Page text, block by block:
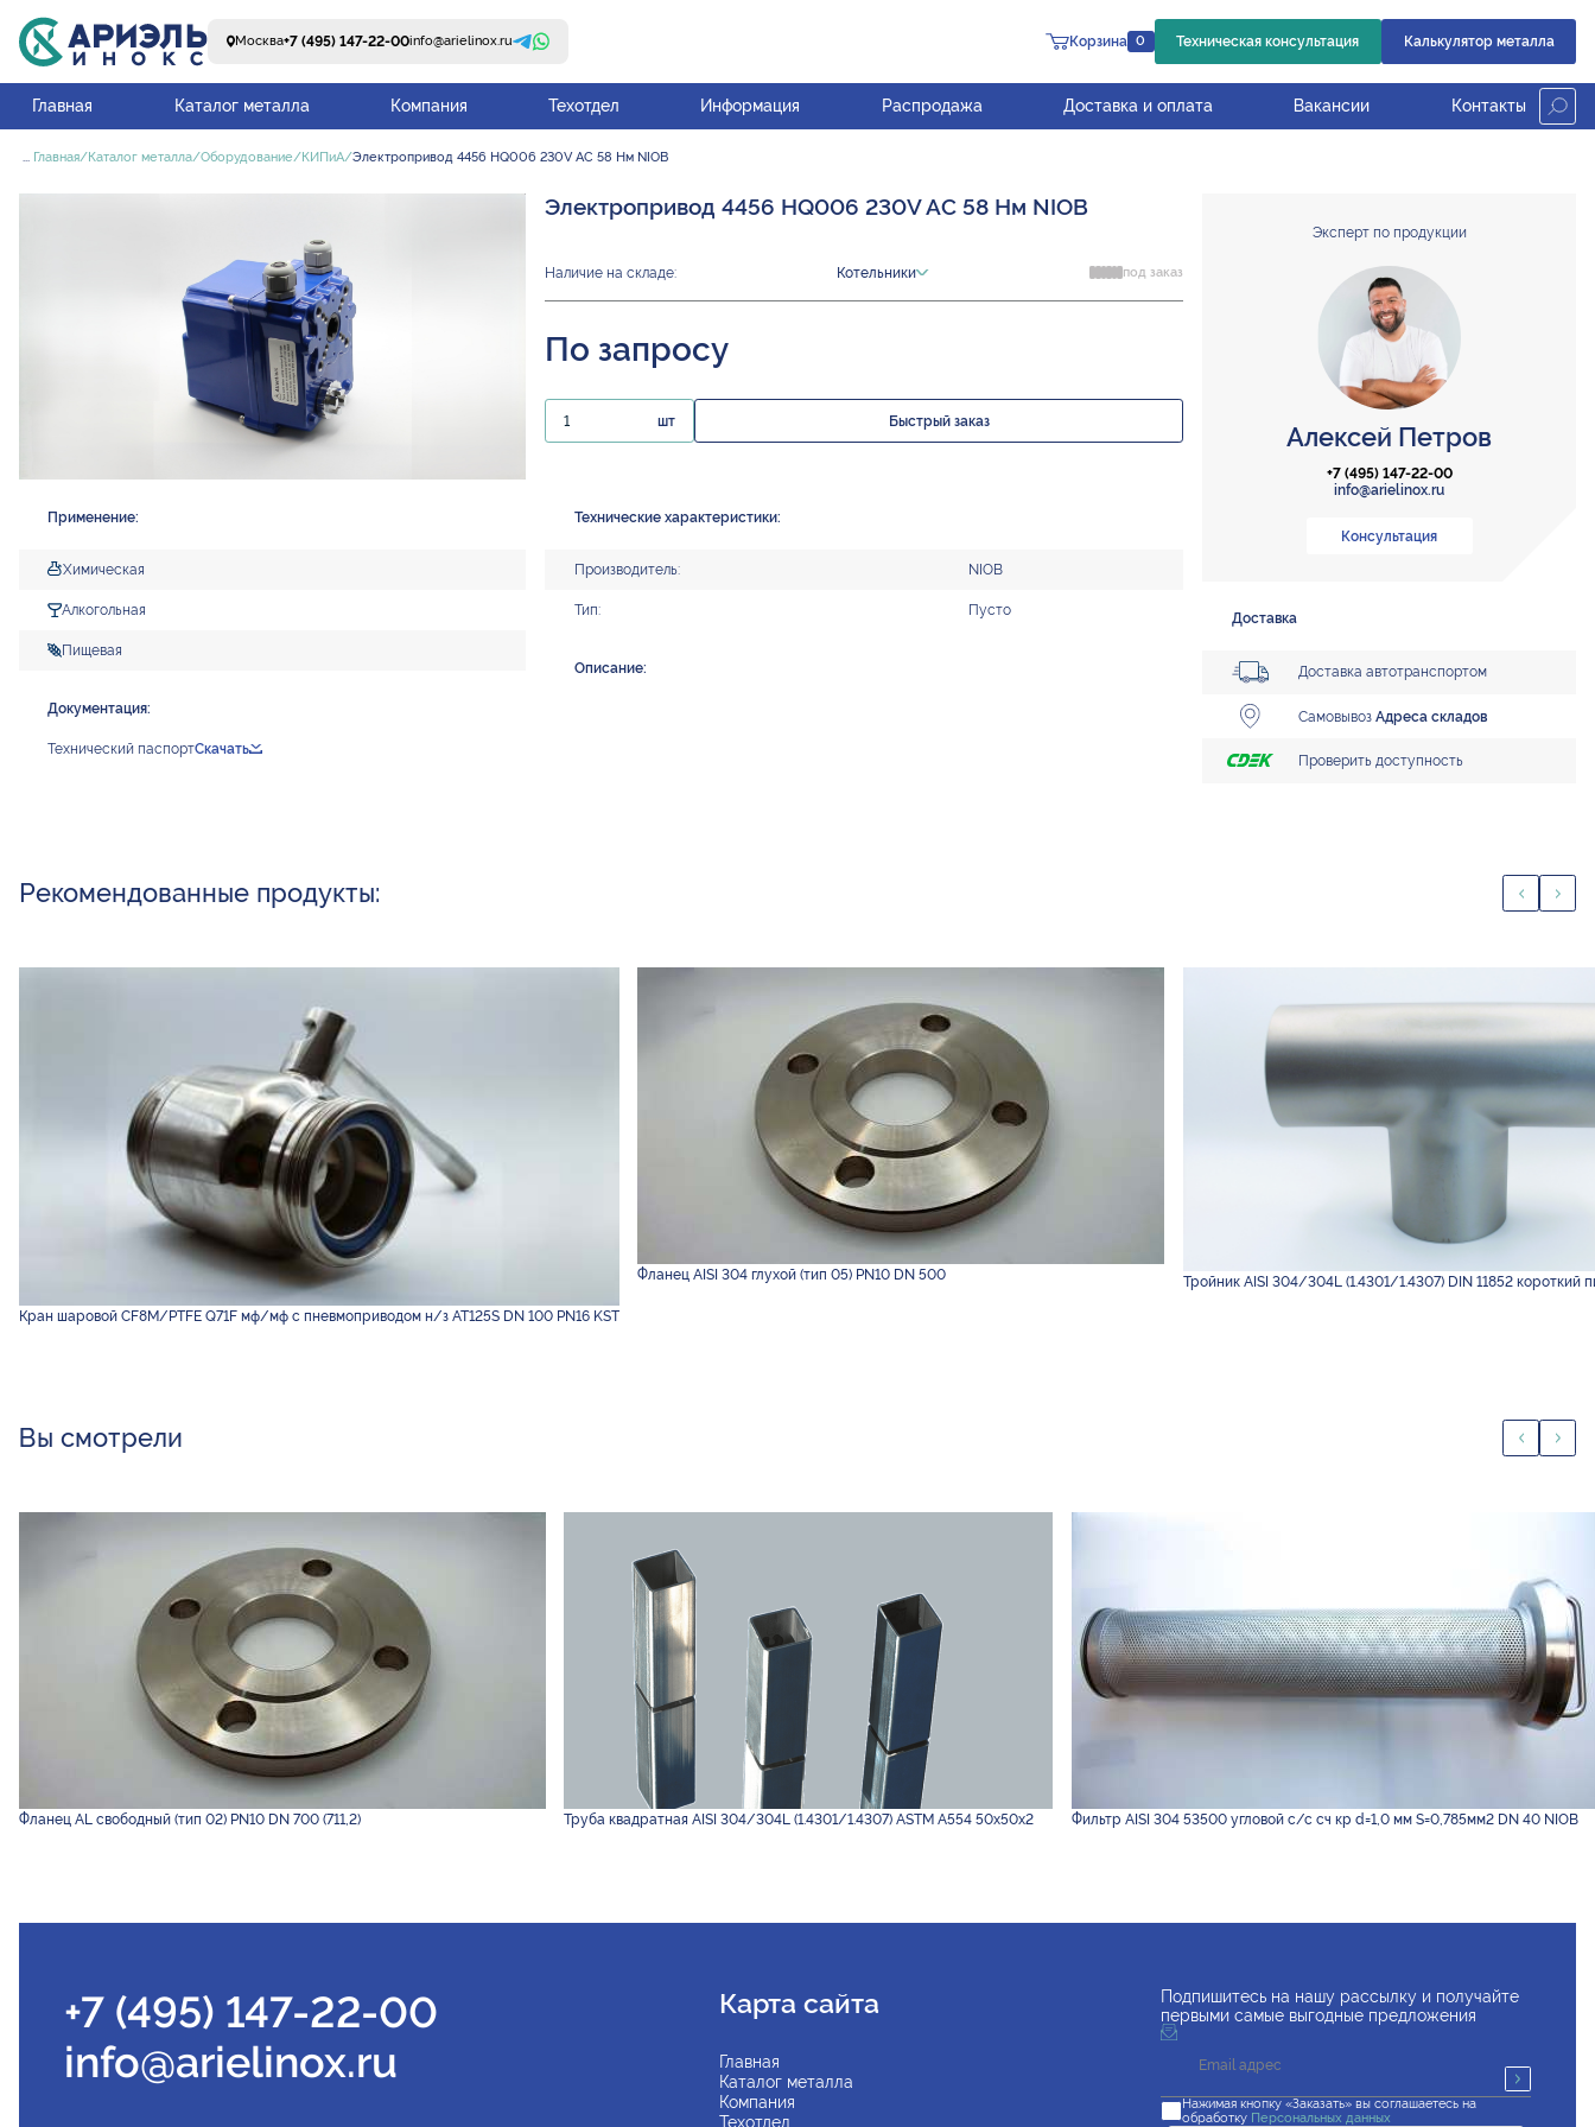
Москва+7 (495) 147-22-00info@arielinox.ru Корзина 0 Техническая консультация Калькулятор металла
Главная Каталог металла Компания Техотдел Информация Распродажа Доставка и оплата Вакансии Контакты
... Главная Каталог металла Оборудование КИПиА Электропривод 4456 HQ006 230V AC 58 Нм NIOB
Электропривод 4456 HQ006 230V AC 58 Нм NIOB
Наличие на складе: Котельники под заказ
По запросу
шт Быстрый заказ
Применение:
Химическая
Алкогольная
Пищевая
Документация:
Технический паспортСкачать
Технические характеристики:
Производитель: NIOB
Тип: Пусто
Описание:
Эксперт по продукции
Алексей Петров
+7 (495) 147-22-00
info@arielinox.ru
Консультация
Доставка
Доставка автотранспортом
СамовывозАдреса складов
Проверить доступность
Рекомендованные продукты:
Кран шаровой CF8M/PTFE Q71F мф/мф с пневмоприводом н/з AT125S DN 100 PN16 KST
Фланец AISI 304 глухой (тип 05) PN10 DN 500 Тройник AISI 304/304L (1.4301/1.4307) DIN 11852 короткий
Вы смотрели
Фланец AL свободный (тип 02) PN10 DN 700 (711,2) Труба квадратная AISI 304/304L (1.4301/1.4307) ASTM A554 50х50х2 Фильтр AISI 304 53500 угловой с/с сч кр d=1,0 мм S=0,785мм2 DN 40 NIOB
Подпишитесь на нашу рассылку и получайте
первыми самые выгодные предложения
Нажимая кнопку «Заказать» вы соглашаетесь на
обработку Персональных данных
+7 (495) 147-22-00
info@arielinox.ru
Карта сайта
Главная
Каталог металла
Компания
Техотдел